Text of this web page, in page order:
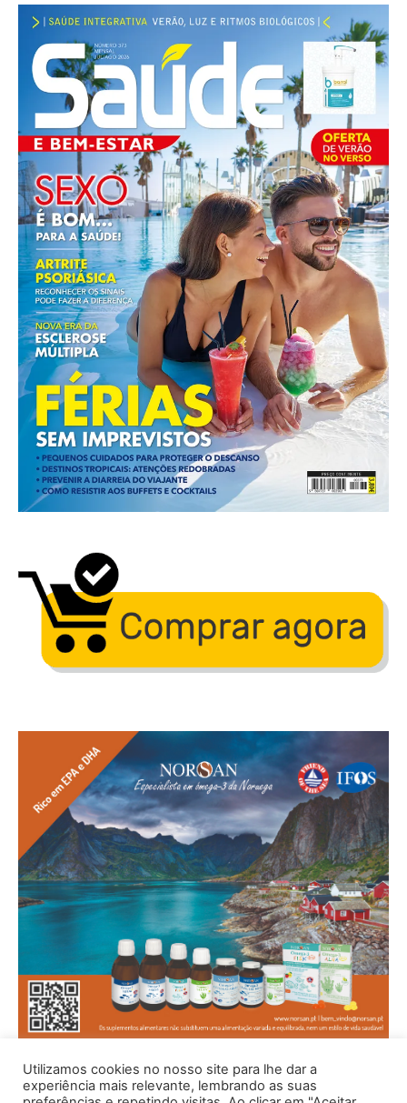
Utilizamos cookies no nosso site para lhe dar a
experiência mais relevante, lembrando as suas